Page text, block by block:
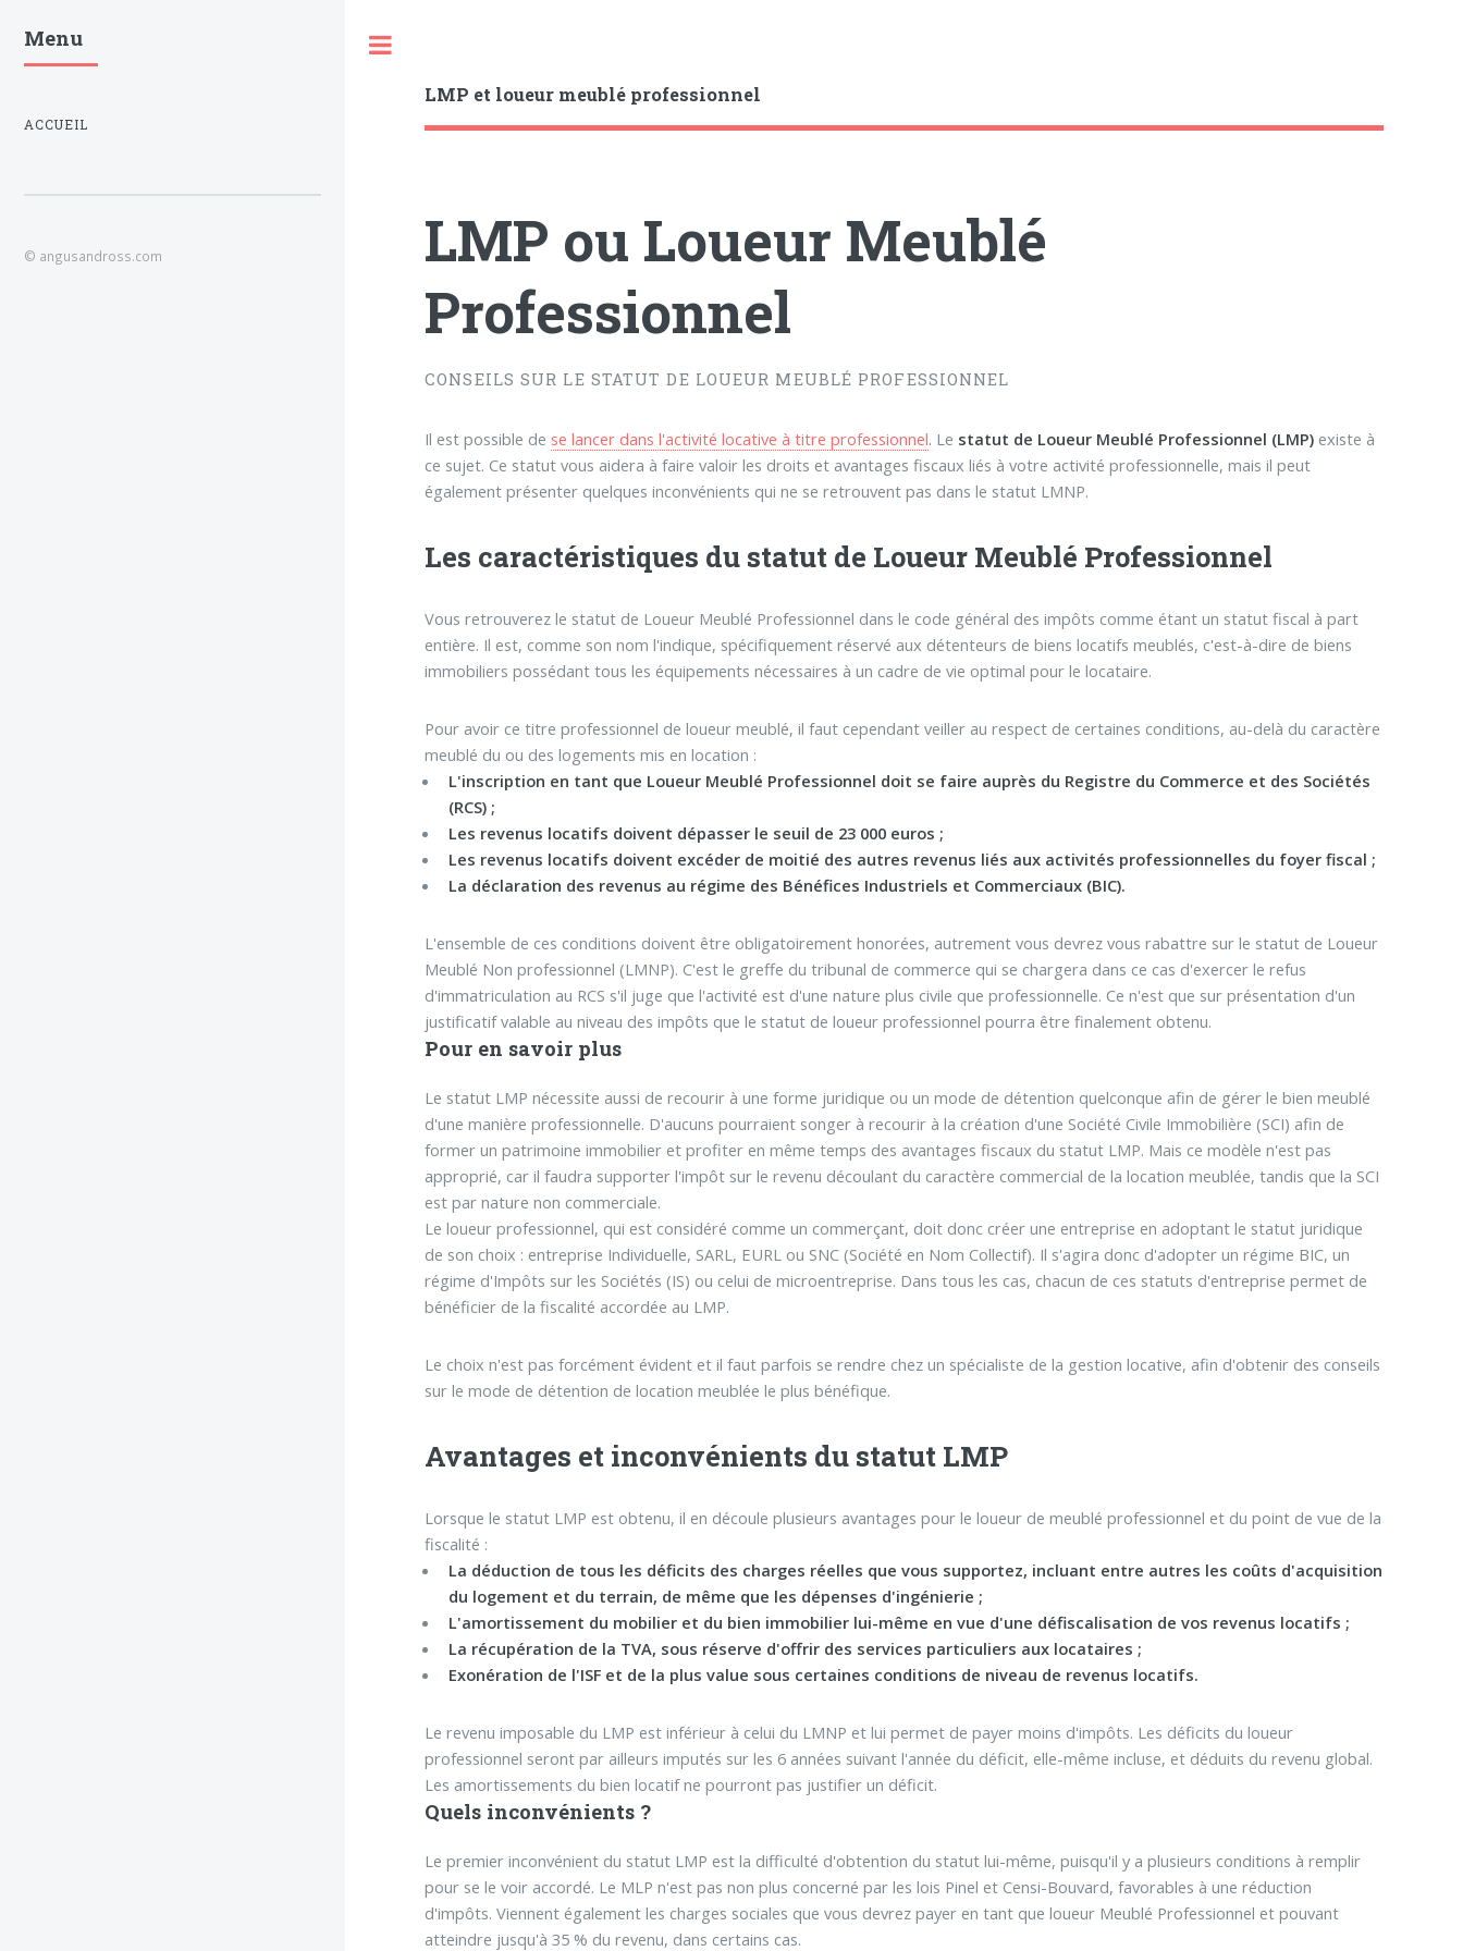
LMP et loueur meublé professionnel
LMP ou Loueur Meublé
Professionnel
CONSEILS SUR LE STATUT DE LOUEUR MEUBLÉ PROFESSIONNEL
Il est possible de se lancer dans l'activité locative à titre professionnel. Le statut de Loueur Meublé Professionnel (LMP) existe à
ce sujet. Ce statut vous aidera à faire valoir les droits et avantages fiscaux liés à votre activité professionnelle, mais il peut
également présenter quelques inconvénients qui ne se retrouvent pas dans le statut LMNP.
Les caractéristiques du statut de Loueur Meublé Professionnel
Vous retrouverez le statut de Loueur Meublé Professionnel dans le code général des impôts comme étant un statut fiscal à part
entière. Il est, comme son nom l'indique, spécifiquement réservé aux détenteurs de biens locatifs meublés, c'est-à-dire de biens
immobiliers possédant tous les équipements nécessaires à un cadre de vie optimal pour le locataire.
Pour avoir ce titre professionnel de loueur meublé, il faut cependant veiller au respect de certaines conditions, au-delà du caractère
meublé du ou des logements mis en location :
L'inscription en tant que Loueur Meublé Professionnel doit se faire auprès du Registre du Commerce et des Sociétés
(RCS) ;
Les revenus locatifs doivent dépasser le seuil de 23 000 euros ;
Les revenus locatifs doivent excéder de moitié des autres revenus liés aux activités professionnelles du foyer fiscal ;
La déclaration des revenus au régime des Bénéfices Industriels et Commerciaux (BIC).
L'ensemble de ces conditions doivent être obligatoirement honorées, autrement vous devrez vous rabattre sur le statut de Loueur
Meublé Non professionnel (LMNP). C'est le greffe du tribunal de commerce qui se chargera dans ce cas d'exercer le refus
d'immatriculation au RCS s'il juge que l'activité est d'une nature plus civile que professionnelle. Ce n'est que sur présentation d'un
justificatif valable au niveau des impôts que le statut de loueur professionnel pourra être finalement obtenu.
Pour en savoir plus
Le statut LMP nécessite aussi de recourir à une forme juridique ou un mode de détention quelconque afin de gérer le bien meublé
d'une manière professionnelle. D'aucuns pourraient songer à recourir à la création d'une Société Civile Immobilière (SCI) afin de
former un patrimoine immobilier et profiter en même temps des avantages fiscaux du statut LMP. Mais ce modèle n'est pas
approprié, car il faudra supporter l'impôt sur le revenu découlant du caractère commercial de la location meublée, tandis que la SCI
est par nature non commerciale.
Le loueur professionnel, qui est considéré comme un commerçant, doit donc créer une entreprise en adoptant le statut juridique
de son choix : entreprise Individuelle, SARL, EURL ou SNC (Société en Nom Collectif). Il s'agira donc d'adopter un régime BIC, un
régime d'Impôts sur les Sociétés (IS) ou celui de microentreprise. Dans tous les cas, chacun de ces statuts d'entreprise permet de
bénéficier de la fiscalité accordée au LMP.
Le choix n'est pas forcément évident et il faut parfois se rendre chez un spécialiste de la gestion locative, afin d'obtenir des conseils
sur le mode de détention de location meublée le plus bénéfique.
Avantages et inconvénients du statut LMP
Lorsque le statut LMP est obtenu, il en découle plusieurs avantages pour le loueur de meublé professionnel et du point de vue de la
fiscalité :
La déduction de tous les déficits des charges réelles que vous supportez, incluant entre autres les coûts d'acquisition
du logement et du terrain, de même que les dépenses d'ingénierie ;
L'amortissement du mobilier et du bien immobilier lui-même en vue d'une défiscalisation de vos revenus locatifs ;
La récupération de la TVA, sous réserve d'offrir des services particuliers aux locataires ;
Exonération de l'ISF et de la plus value sous certaines conditions de niveau de revenus locatifs.
Le revenu imposable du LMP est inférieur à celui du LMNP et lui permet de payer moins d'impôts. Les déficits du loueur
professionnel seront par ailleurs imputés sur les 6 années suivant l'année du déficit, elle-même incluse, et déduits du revenu global.
Les amortissements du bien locatif ne pourront pas justifier un déficit.
Quels inconvénients ?
Le premier inconvénient du statut LMP est la difficulté d'obtention du statut lui-même, puisqu'il y a plusieurs conditions à remplir
pour se le voir accordé. Le MLP n'est pas non plus concerné par les lois Pinel et Censi-Bouvard, favorables à une réduction
d'impôts. Viennent également les charges sociales que vous devrez payer en tant que loueur Meublé Professionnel et pouvant
atteindre jusqu'à 35 % du revenu, dans certains cas.
Menu
ACCUEIL
© angusandross.com